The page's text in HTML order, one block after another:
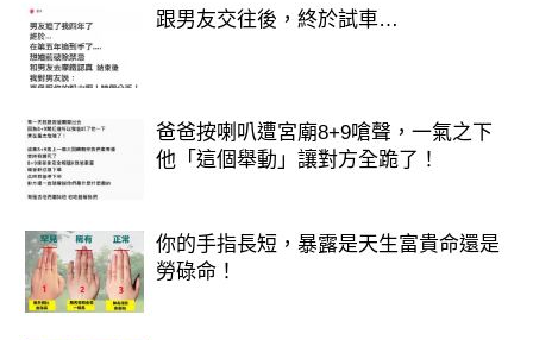
📢 今晚記得轉發這篇，福氣才不會
斷！
你順了沒？留言「接好運」讓天赦之光
照進你的人生吧！
跟男友交往後，終於試車…
爸爸按喇叭遭宮廟8+9嗆聲，一氣之下
他「這個舉動」讓對方全跪了！
你的手指長短，暴露是天生富貴命還是
勞碌命！